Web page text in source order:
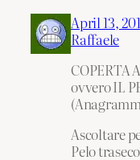
April 13,
Raffaele
COPERTA
ovvero IL
Ascoltare
Pelo